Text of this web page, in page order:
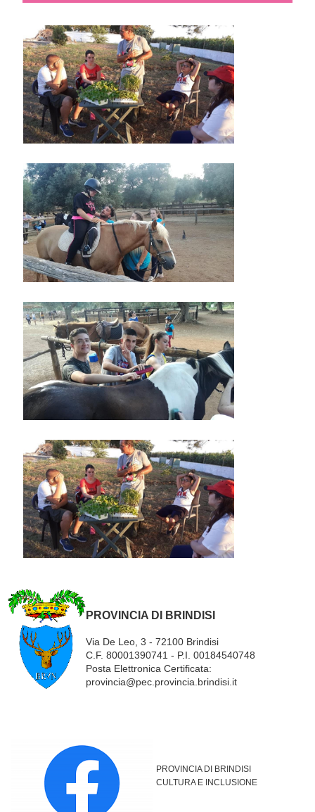
PROVINCIA DI BRINDISI
Via De Leo, 3 - 72100 Brindisi
C.F. 80001390741 - P.I. 00184540748
Posta Elettronica Certificata:
provincia@pec.provincia.brindisi.it
PROVINCIA DI BRINDISI
CULTURA E INCLUSIONE